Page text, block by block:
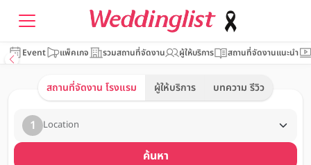
Event แพ็คเกจ รวมสถานที่จัดงาน ผู้ให้บริการ สถานที่จัดงานแนะนำ
สถานที่จัดงาน โรงแรม ผู้ให้บริการ บทความ รีวิว
1 Location
ค้นหา